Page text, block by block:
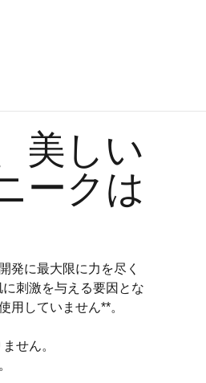
美しい
ークは
発に最大限に力を尽く
刺激を与える要因とな
用していません**。
せん。